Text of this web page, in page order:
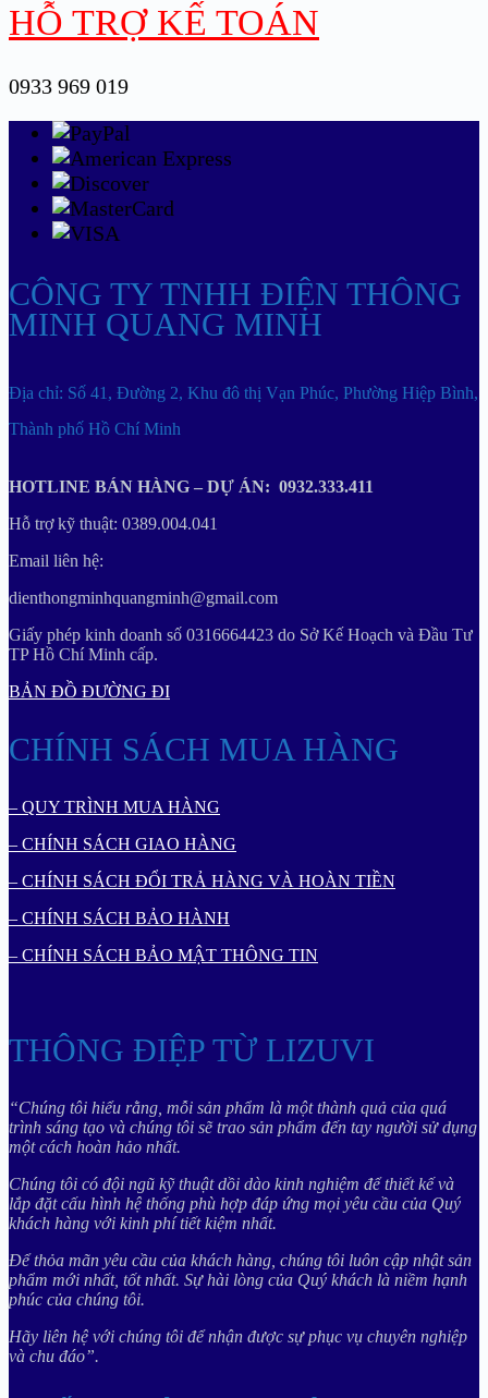
HỖ TRỢ KẾ TOÁN
0933 969 019
CÔNG TY TNHH ĐIỆN THÔNG
MINH QUANG MINH
Địa chỉ: Số 41, Đường 2, Khu đô thị Vạn Phúc, Phường Hiệp Bình,
Thành phố Hồ Chí Minh
HOTLINE BÁN HÀNG – DỰ ÁN: 0932.333.411
Hỗ trợ kỹ thuật: 0389.004.041
Email liên hệ:
dienthongminhquangminh@gmail.com
Giấy phép kinh doanh số 0316664423 do Sở Kế Hoạch và Đầu Tư
TP Hồ Chí Minh cấp.
BẢN ĐỒ ĐƯỜNG ĐI
CHÍNH SÁCH MUA HÀNG
– QUY TRÌNH MUA HÀNG
– CHÍNH SÁCH GIAO HÀNG
– CHÍNH SÁCH ĐỔI TRẢ HÀNG VÀ HOÀN TIỀN
– CHÍNH SÁCH BẢO HÀNH
– CHÍNH SÁCH BẢO MẬT THÔNG TIN
THÔNG ĐIỆP TỪ LIZUVI
“Chúng tôi hiểu rằng, mỗi sản phẩm là một thành quả của quá
trình sáng tạo và chúng tôi sẽ trao sản phẩm đến tay người sử dụng
một cách hoàn hảo nhất.
Chúng tôi có đội ngũ kỹ thuật dồi dào kinh nghiệm để thiết kế và
lắp đặt cấu hình hệ thống phù hợp đáp ứng mọi yêu cầu của Quý
khách hàng với kinh phí tiết kiệm nhất.
Để thỏa mãn yêu cầu của khách hàng, chúng tôi luôn cập nhật sản
phẩm mới nhất, tốt nhất. Sự hài lòng của Quý khách là niềm hạnh
phúc của chúng tôi.
Hãy liên hệ với chúng tôi để nhận được sự phục vụ chuyên nghiệp
và chu đáo”.